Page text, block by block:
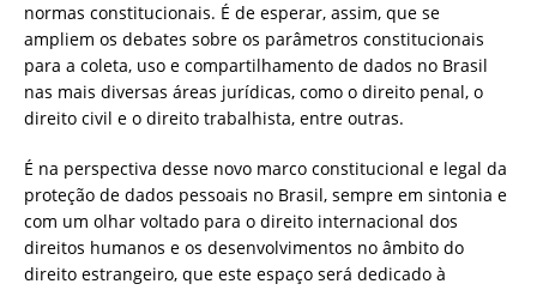
normas constitucionais. É de esperar, assim, que se
ampliem os debates sobre os parâmetros constitucionais
para a coleta, uso e compartilhamento de dados no Brasil
nas mais diversas áreas jurídicas, como o direito penal, o
direito civil e o direito trabalhista, entre outras.
É na perspectiva desse novo marco constitucional e legal da
proteção de dados pessoais no Brasil, sempre em sintonia e
com um olhar voltado para o direito internacional dos
direitos humanos e os desenvolvimentos no âmbito do
direito estrangeiro, que este espaço será dedicado à